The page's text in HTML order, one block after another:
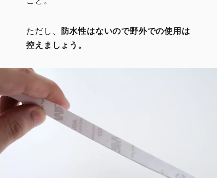
ただし、 防水性はないので野外での使用は
控えましょう。